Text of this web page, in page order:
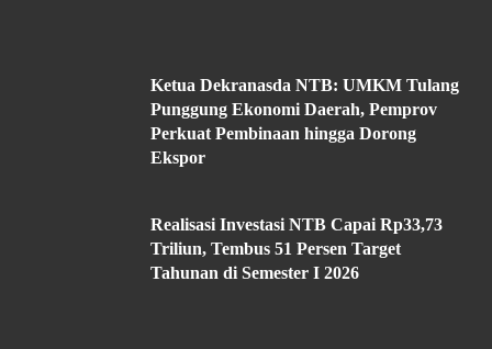
Ketua Dekranasda NTB: UMKM Tulang
Punggung Ekonomi Daerah, Pemprov
Perkuat Pembinaan hingga Dorong
Ekspor
Realisasi Investasi NTB Capai Rp33,73
Triliun, Tembus 51 Persen Target
Tahunan di Semester I 2026